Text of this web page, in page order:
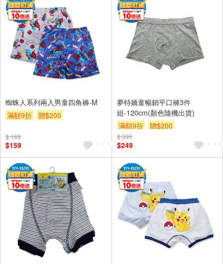
蜘蛛人系列兩入男童四角褲-M
滿額9折
贈$200
$ 169
$159
夢特嬌童暢銷平口褲3件
組-120cm(顏色隨機出貨)
滿額9折
贈$200
$ 399
$249